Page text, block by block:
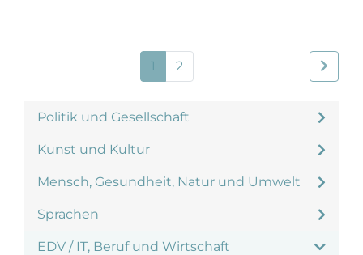
Politik und Gesellschaft
Kunst und Kultur
Mensch, Gesundheit, Natur und Umwelt
Sprachen
EDV / IT, Beruf und Wirtschaft
1 2